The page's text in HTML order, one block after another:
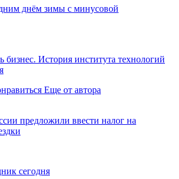
днём зимы с минусовой
История института технологий
Еще от автора
предложили ввести налог на
сегодня